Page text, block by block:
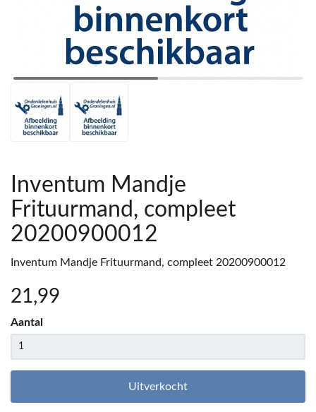
Inventum Mandje
Frituurmand, compleet
20200900012
Inventum Mandje Frituurmand, compleet 20200900012
21 ,99
Aantal
Uitverkocht